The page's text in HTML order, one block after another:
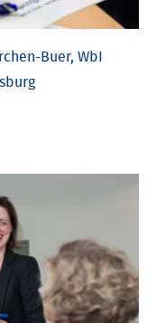
Buer, WbI